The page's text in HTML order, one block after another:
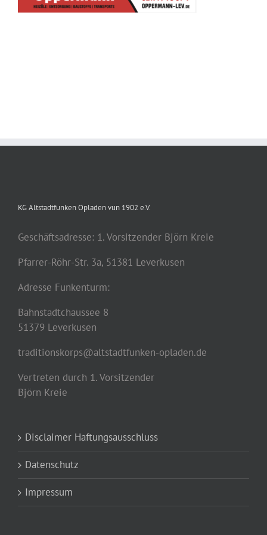
KG Altstadtfunken Opladen vun 1902 e.V.
Geschäftsadresse: 1. Vorsitzender Björn Kreie
Pfarrer-Röhr-Str. 3a, 51381 Leverkusen
Adresse Funkenturm:
Bahnstadtchaussee 8
51379 Leverkusen
traditionskorps@altstadtfunken-opladen.de
Vertreten durch 1. Vorsitzender
Björn Kreie
Disclaimer Haftungsausschluss
Datenschutz
Impressum